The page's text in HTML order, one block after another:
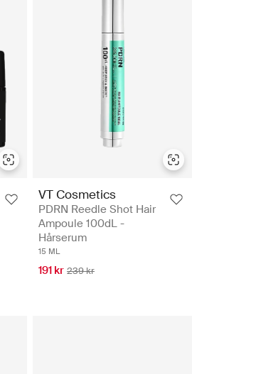
VT Cosmetics
PDRN Reedle Shot Hair
Ampoule 100dL -
Hårserum
15 ML
191 kr 239 kr